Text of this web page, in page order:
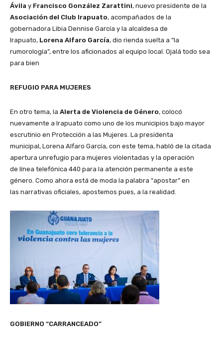
Ávila y Francisco González Zarattini, nuevo presidente de la
Asociación del Club Irapuato, acompañados de la
gobernadora Libia Dennise García y la alcaldesa de
Irapuato, Lorena Alfaro García, dio rienda suelta a “la
rumorología”, entre los aficionados al equipo local. Ojalá todo sea
para bien
REFUGIO PARA MUJERES
En otro tema, la Alerta de Violencia de Género, colocó
nuevamente a Irapuato como uno de los municipios bajo mayor
escrutinio en Protección a las Mujeres. La presidenta
municipal, Lorena Alfaro García, con este tema, habló de la citada
apertura unrefugio para mujeres violentadas y la operación
de línea telefónica 440 para la atención permanente a este
género. Como ahora está de moda la palabra “apostar” en
las narrativas oficiales, apostemos pues, a la realidad.
GOBIERNO “CARRANCEADO”